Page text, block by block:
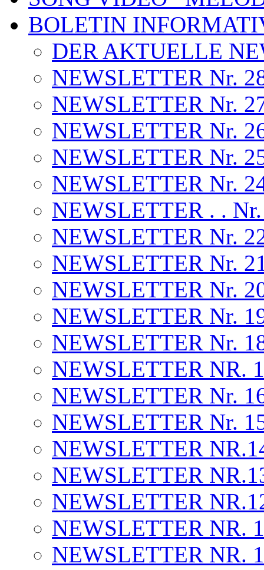
BOLETIN
DER AKTUELLE
NEWSLETTER Nr.
NEWSLETTER Nr.
NEWSLETTER Nr.
NEWSLETTER Nr.
NEWSLETTER Nr.
NEWSLETTER . .
NEWSLETTER Nr.
NEWSLETTER Nr.
NEWSLETTER Nr.
NEWSLETTER Nr.
NEWSLETTER Nr.
NEWSLETTER NR.
NEWSLETTER Nr.
NEWSLETTER Nr.
NEWSLETTER
NEWSLETTER
NEWSLETTER
NEWSLETTER NR.
NEWSLETTER NR.